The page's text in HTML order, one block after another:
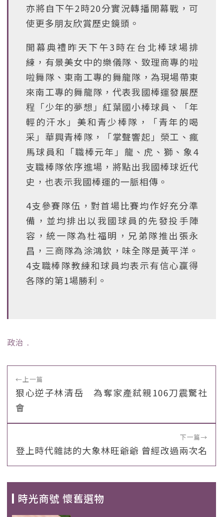
亦將自下午2時20分實況轉播開幕戰，可
使更多朋友欣賞歷史鏡頭。
開幕典禮昨天下午3時在台北棒球場排
練，有景美女中的樂儀隊、致理商專的啦
啦舞隊、東南工專的舞龍隊，為現場帶東
來南工專的舞龍隊，代表我國棒運發展歷
程「少年的夢想」紅葉國小棒球員、「年
輕的汗水」美和青少棒隊，「青年的喝
采」華興青棒隊，「掌聲響起」榮工、瘋
馬球員和「職棒元年」龍、虎、獅、象4
支職棒隊依序進場，將點出我國棒球近代
史，也表示我國棒運的一脈相傳。
4支參賽隊伍，對首場比賽均作好充分準
備，並均排出以我國球員的先發投手陣
容，統一隊為杜福明，兄弟隊推出張永
昌，三商隊為涂鴻欽，味全隊是黃平洋。
4支職棒隊教練和球員均表示有信心贏得
各隊的第1場勝利。
政治 ﹒
←上一篇
狠心逆子林清岳 為奪家產弒親106刀震驚社
會
下一篇→
登上時代雜誌的大象林旺爺爺 曾經改過兩次名
時光商號 懷舊選物